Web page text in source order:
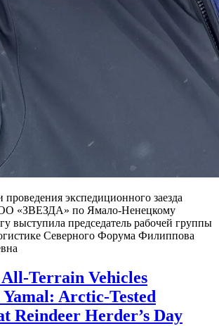
экспедиционного заезда
«ЗВЕЗДА» по Ямало-Ненецкому
выступила председатель рабочей группы
Северного Форума Филиппова
Terrain Vehicles
Yamal: Arctic-Tested
Reindeer Herder’s Day